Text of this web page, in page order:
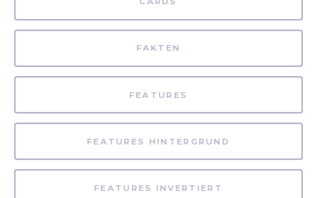
FAKTEN
FEATURES
FEATURES HINTERGRUND
FEATURES INVERTIERT